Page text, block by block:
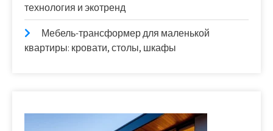
технология и экотренд
Мебель-трансформер для маленькой
квартиры: кровати, столы, шкафы